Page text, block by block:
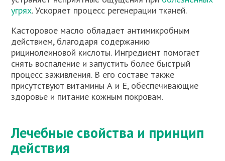
угрях. Ускоряет процесс регенерации тканей.
Касторовое масло обладает антимикробным
действием, благодаря содержанию
рицинолеиновой кислоты. Ингредиент помогает
снять воспаление и запустить более быстрый
процесс заживления. В его составе также
присутствуют витамины А и Е, обеспечивающие
здоровье и питание кожным покровам.
Лечебные свойства и принцип
действия